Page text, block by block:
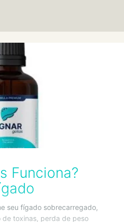
Funciona?
seu fígado sobrecarregado,
de toxinas, perda de peso